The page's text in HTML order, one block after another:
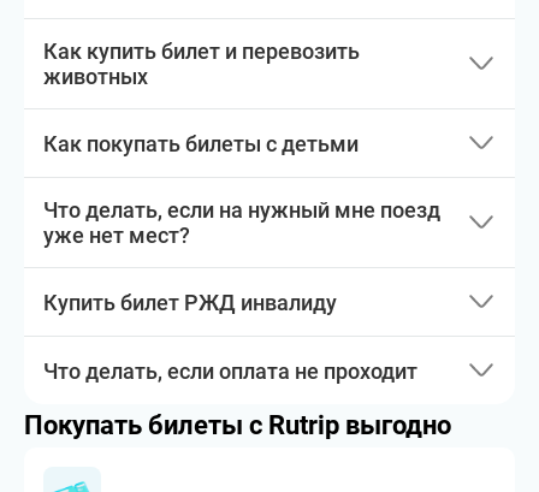
Как купить билет и перевозить
животных
Как покупать билеты с детьми
Что делать, если на нужный мне поезд
уже нет мест?
Купить билет РЖД инвалиду
Что делать, если оплата не проходит
Покупать билеты с Rutrip выгодно